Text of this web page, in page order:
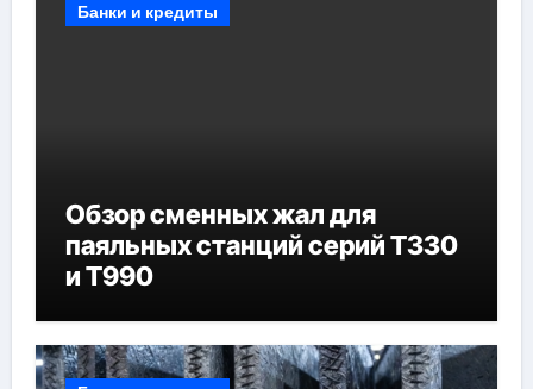
Банки и кредиты
Обзор сменных жал для
паяльных станций серий T330
и T990